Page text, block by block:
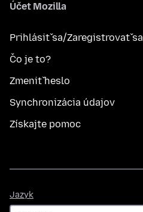
Účet Mozilla
Prihlásiť sa/Zaregistrovať sa
Čo je to?
Zmeniť heslo
Synchronizácia údajov
Získajte pomoc
Jazyk